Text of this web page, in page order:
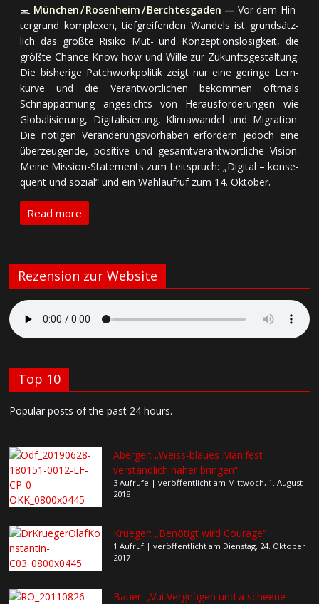
💻 München / Rosenheim / Berchtesgaden — Vor dem Hin­
ter­grund kom­ple­xen, tief­grei­fen­den Wan­dels ist grund­sätz­
lich das größ­te Ri­si­ko Mut- und Kon­zep­tions­lo­sig­keit, die
größ­te Chan­ce Know-how und Wil­le zur Zu­kunfts­ge­stal­tung.
Die bis­he­ri­ge Patch­work­po­li­tik zeigt nur ei­ne ge­rin­ge Lern­
kur­ve und die Ver­ant­wort­li­chen be­kom­men oft­mals
Schnapp­at­mung an­ge­sichts von Heraus­for­de­run­gen wie
Glo­ba­li­sie­rung, Di­gi­ta­li­sie­rung, Kli­ma­wan­del und Mi­gra­tion.
Die nö­ti­gen Ver­än­de­rungs­vor­ha­ben er­for­dern je­doch ei­ne
über­zeu­gen­de, po­si­ti­ve und ge­samt­ver­ant­wort­li­che Vi­si­on.
Mei­ne Mis­sion-State­ments zum Leit­spruch: „Di­gi­tal – kon­se­
quent und so­zial“ und ein Wahl­auf­ruf zum 14. Ok­to­ber.
Read more
Rezension zur Website
Top 10
Popular posts of the past 24 hours.
Aberger: „Weiss-blaues Manifest
verständlich näher bringen“
3 Aufrufe |veröffentlicht am Mittwoch, 1. August
2018
Krueger: „Benötigt wird Courage“
1 Aufruf |veröffentlicht am Dienstag, 24. Oktober
2017
Bauer: „Vui Vergnügen und a scheene